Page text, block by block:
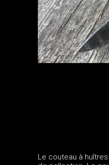
Le couteau à